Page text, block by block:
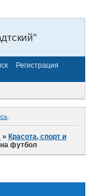
Регистрация
.
»Красота, спорт и
футбол